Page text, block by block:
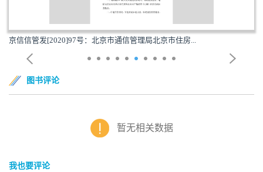
京信信管发[2020]97号：北京市通信管理局北京市住房...
图书评论
暂无相关数据
我也要评论